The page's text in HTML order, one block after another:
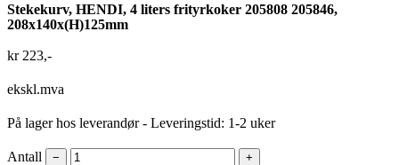
Stekekurv, HENDI, 4 liters frityrkoker 205808 205846,
208x140x(H)125mm
kr223,-
ekskl.mva
På lager hos leverandør- Leveringstid: 1-2 uker
Antall − +